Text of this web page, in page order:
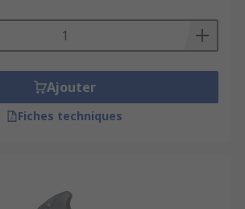
Ajouter
Fiches techniques